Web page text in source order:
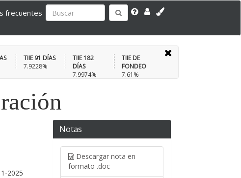
frecuentes
TIIE 91 DÍAS
7.9228%
TIIE 182
DÍAS
7.9974%
TIIE DE
FONDEO
7.61%
2025
Notas
Descargar nota en
formato .doc